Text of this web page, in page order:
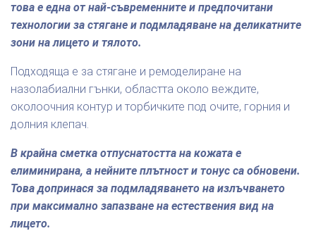
това е една от най-съвременните и предпочитани
технологии за стягане и подмладяване на деликатните
зони на лицето и тялото.
Подходяща е за стягане и ремоделиране на
назолабиални гънки, областта около веждите,
околоочния контур и торбичките под очите, горния и
долния клепач.
В крайна сметка отпуснатостта на кожата е
елиминирана, а нейните плътност и тонус са обновени.
Това допринася за подмладяването на излъчването
при максимално запазване на естествения вид на
лицето.